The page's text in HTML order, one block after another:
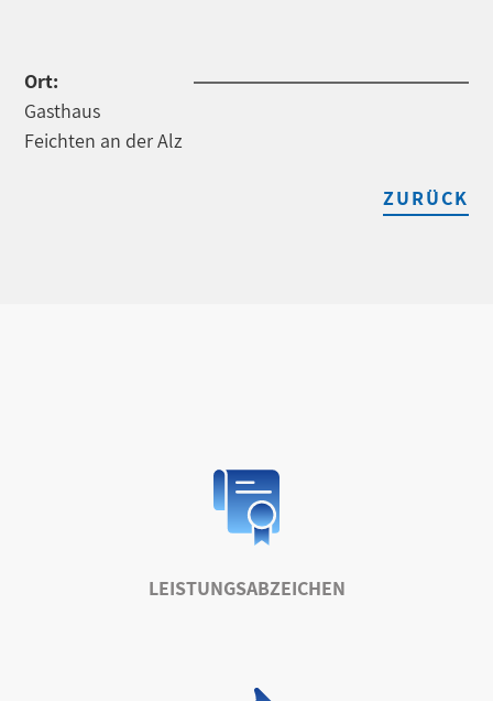
Ort:
Gasthaus
Feichten an der Alz
ZURÜCK
LEISTUNGSABZEICHEN